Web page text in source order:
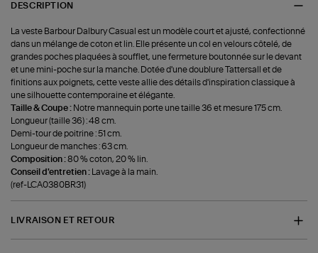
DESCRIPTION
La veste Barbour Dalbury Casual est un modèle court et ajusté, confectionné
dans un mélange de coton et lin. Elle présente un col en velours côtelé, de
grandes poches plaquées à soufflet, une fermeture boutonnée sur le devant
et une mini-poche sur la manche. Dotée d'une doublure Tattersall et de
finitions aux poignets, cette veste allie des détails d'inspiration classique à
une silhouette contemporaine et élégante.
Taille & Coupe : Notre mannequin porte une taille 36 et mesure 175 cm.
Longueur (taille 36) : 48 cm.
Demi-tour de poitrine : 51 cm.
Longueur de manches : 63 cm.
Composition :80 % coton, 20 % lin.
Conseil d'entretien : Lavage à la main.
(ref-LCA0380BR31)
LIVRAISON ET RETOUR